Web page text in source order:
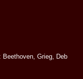
Grieg, Deb